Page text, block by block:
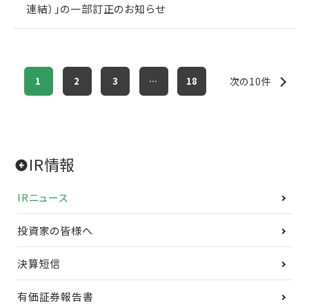
IR情報
IRニュース
投資家の皆様へ
決算短信
有価証券報告書
連結）」の一部訂正のお知らせ
1 2 3 … 18 次の10件